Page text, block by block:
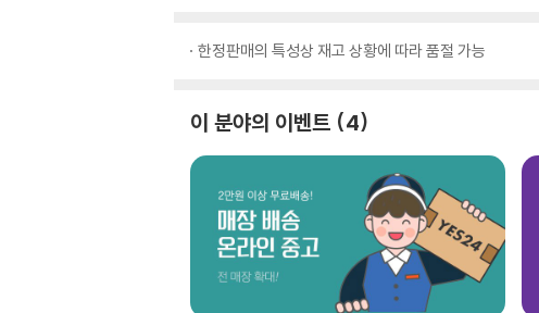
한정판매의 특성상 재고 상황에 따라 품절 가능
이 분야의 이벤트 4